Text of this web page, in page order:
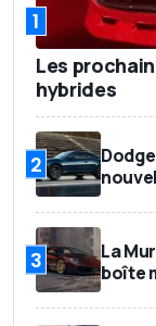
1
Les
hybrides
2
3
La
boîte